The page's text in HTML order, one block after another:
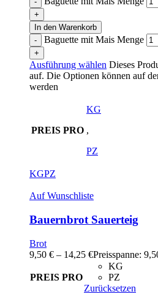
In den Warenkorb
Baguette mit Mais Menge
Ausführung wählen Dieses
auf. Die Optionen können auf
werden
PREIS PRO
KG
,
PZ
KGPZ
Auf Wunschliste
Bauernbrot Sauerteig
Brot
9,50 € – 14,25 €Preisspanne:
PREIS PRO
KG
PZ
Zurücksetzen